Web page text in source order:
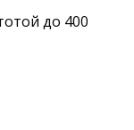
до 400